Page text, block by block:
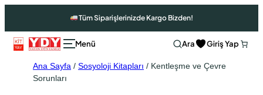
Tüm Siparişlerinizde Kargo Bizden!
Ara Giriş Yap
Ana Sayfa / Sosyoloji Kitapları / Kentleşme ve Çevre
Sorunları